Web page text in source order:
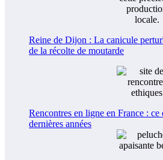
Reine de Dijon : La canicule
de la récolte de moutarde
Rencontres en ligne en France :
dernières années